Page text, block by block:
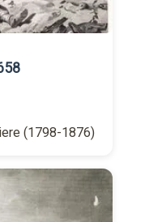
(1798-1876)